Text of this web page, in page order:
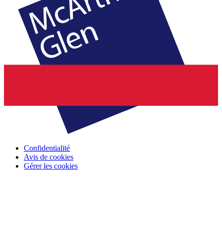
Confidentialité
Avis de cookies
Gérer les cookies